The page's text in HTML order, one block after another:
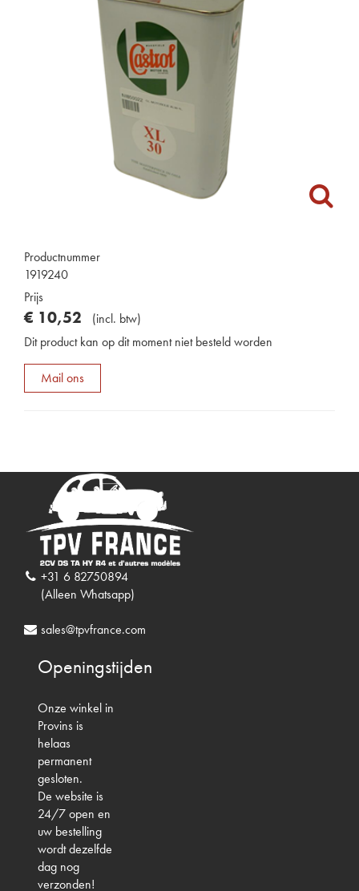
Productnummer
1919240
Prijs
€ 10,52 (incl. btw)
Dit product kan op dit moment niet besteld worden
Mail ons
+31 6 82750894
(Alleen Whatsapp)
sales@tpvfrance.com
Openingstijden
Onze winkel in
Provins is
helaas
permanent
gesloten.
De website is
24/7 open en
uw bestelling
wordt dezelfde
dag nog
verzonden!